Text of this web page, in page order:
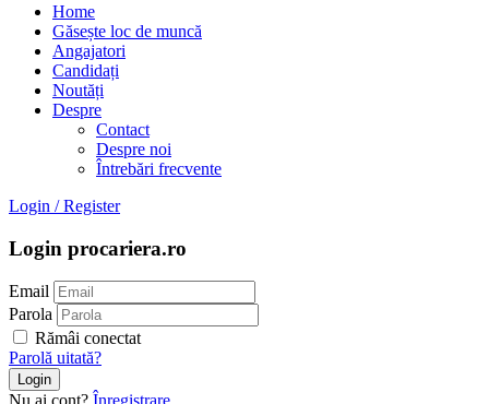
Home
Găsește loc de muncă
Angajatori
Candidați
Noutăți
Despre
Contact
Despre noi
Întrebări frecvente
Login / Register
Login procariera.ro
Email
Parola
Rămâi conectat
Parolă uitată?